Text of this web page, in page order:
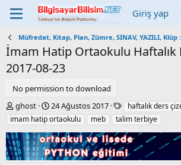
Giriş yap
Müfredat, Kitap, Plan, Zümre, SINAV, YAZILI, Klüp :
İmam Hatip Ortaokulu Haftalık
2017-08-23
No permission to download
Y
a
z
a
r
ghost
C
r
e
a
t
i
24 Ağustos 2017
E
t
i
k
e
t
haftalık ders
imam hatip ortaokulu
meb talim terbiye